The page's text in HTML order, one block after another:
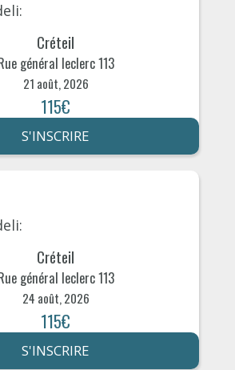
Créteil
général leclerc 113
21 août, 2026
115€
S'INSCRIRE
Créteil
général leclerc 113
24 août, 2026
115€
S'INSCRIRE